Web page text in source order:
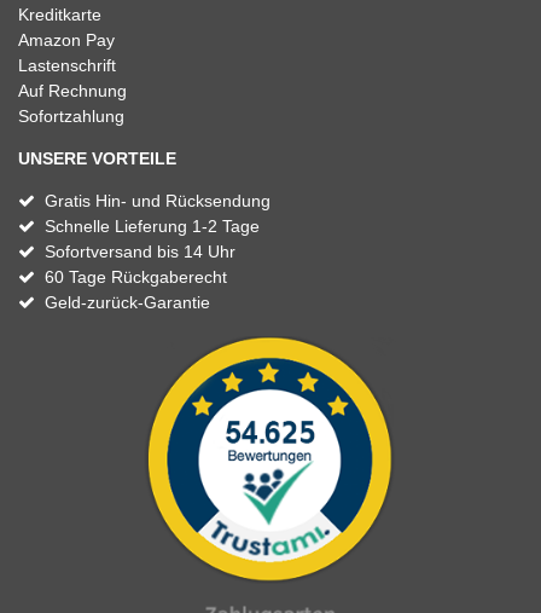
Kreditkarte
Amazon Pay
Lastenschrift
Auf Rechnung
Sofortzahlung
UNSERE VORTEILE
Gratis Hin- und Rücksendung
Schnelle Lieferung 1-2 Tage
Sofortversand bis 14 Uhr
60 Tage Rückgaberecht
Geld-zurück-Garantie